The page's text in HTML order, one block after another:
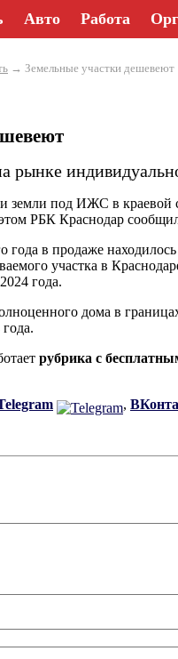
Авто Работа
→ Земельные участки дешевеют
рынке
земли под ИЖС в краевой
РБК Краснодар
в продаже
участка в
года.
дома в
рубрика с
,